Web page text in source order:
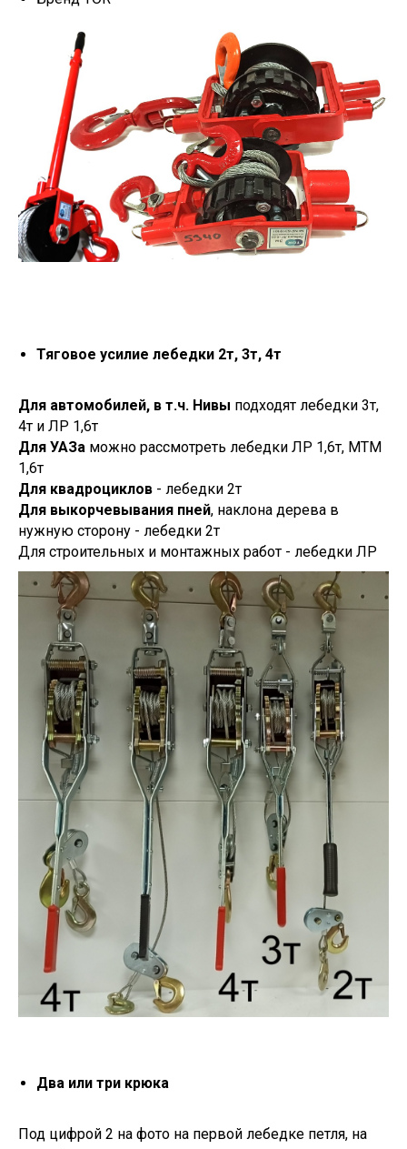
Тяговое усилие лебедки 2т, 3т, 4т
Для автомобилей, в т.ч. Нивы подходят лебедки 3т,
4т и ЛР 1,6т
Для УАЗа можно рассмотреть лебедки ЛР 1,6т, МТМ
1,6т
Для квадроциклов - лебедки 2т
Для выкорчевывания пней, наклона дерева в
нужную сторону - лебедки 2т
Для строительных и монтажных работ - лебедки ЛР
Два или три крюка
Под цифрой 2 на фото на первой лебедке петля, на